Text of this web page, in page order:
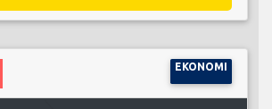
EKONOMI